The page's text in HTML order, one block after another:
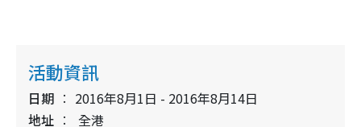
活動資訊
日期
2016年8月1日 - 2016年8月14日
地址
全港